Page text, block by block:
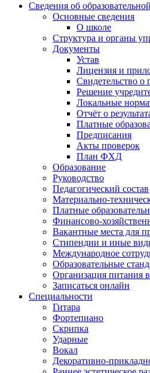
Сведения об
Основные сведения
О школе
Структура и органы
Документы
Устав
Лицензия и
Свидетельство о
Решение
Локальные
Отчёт о
Платные
Предписания
Акты проверок
План ФХД
Образование
Руководство
Педагогический состав
Материально-
Платные
Финансово-
Вакантные места для
Стипендии и иные
Международное
Образовательные
Организация питания
Записаться онлайн
Специальности
Гитара
Фортепиано
Скрипка
Ударные
Вокал
Декоративно-